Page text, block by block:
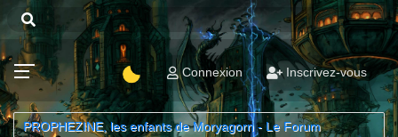
Connexion Inscrivez-vous
PROPHEZINE, les enfants de Moryagorn - Le Forum